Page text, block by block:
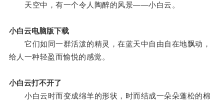
天空中，有一个令人陶醉的风景——小白云。
小白云电脑版下载
它们如同一群活泼的精灵，在蓝天中自由自在地飘动，
给人一种轻盈而愉悦的感觉。
小白云打不开了
小白云时而变成绵羊的形状，时而结成一朵朵蓬松的棉